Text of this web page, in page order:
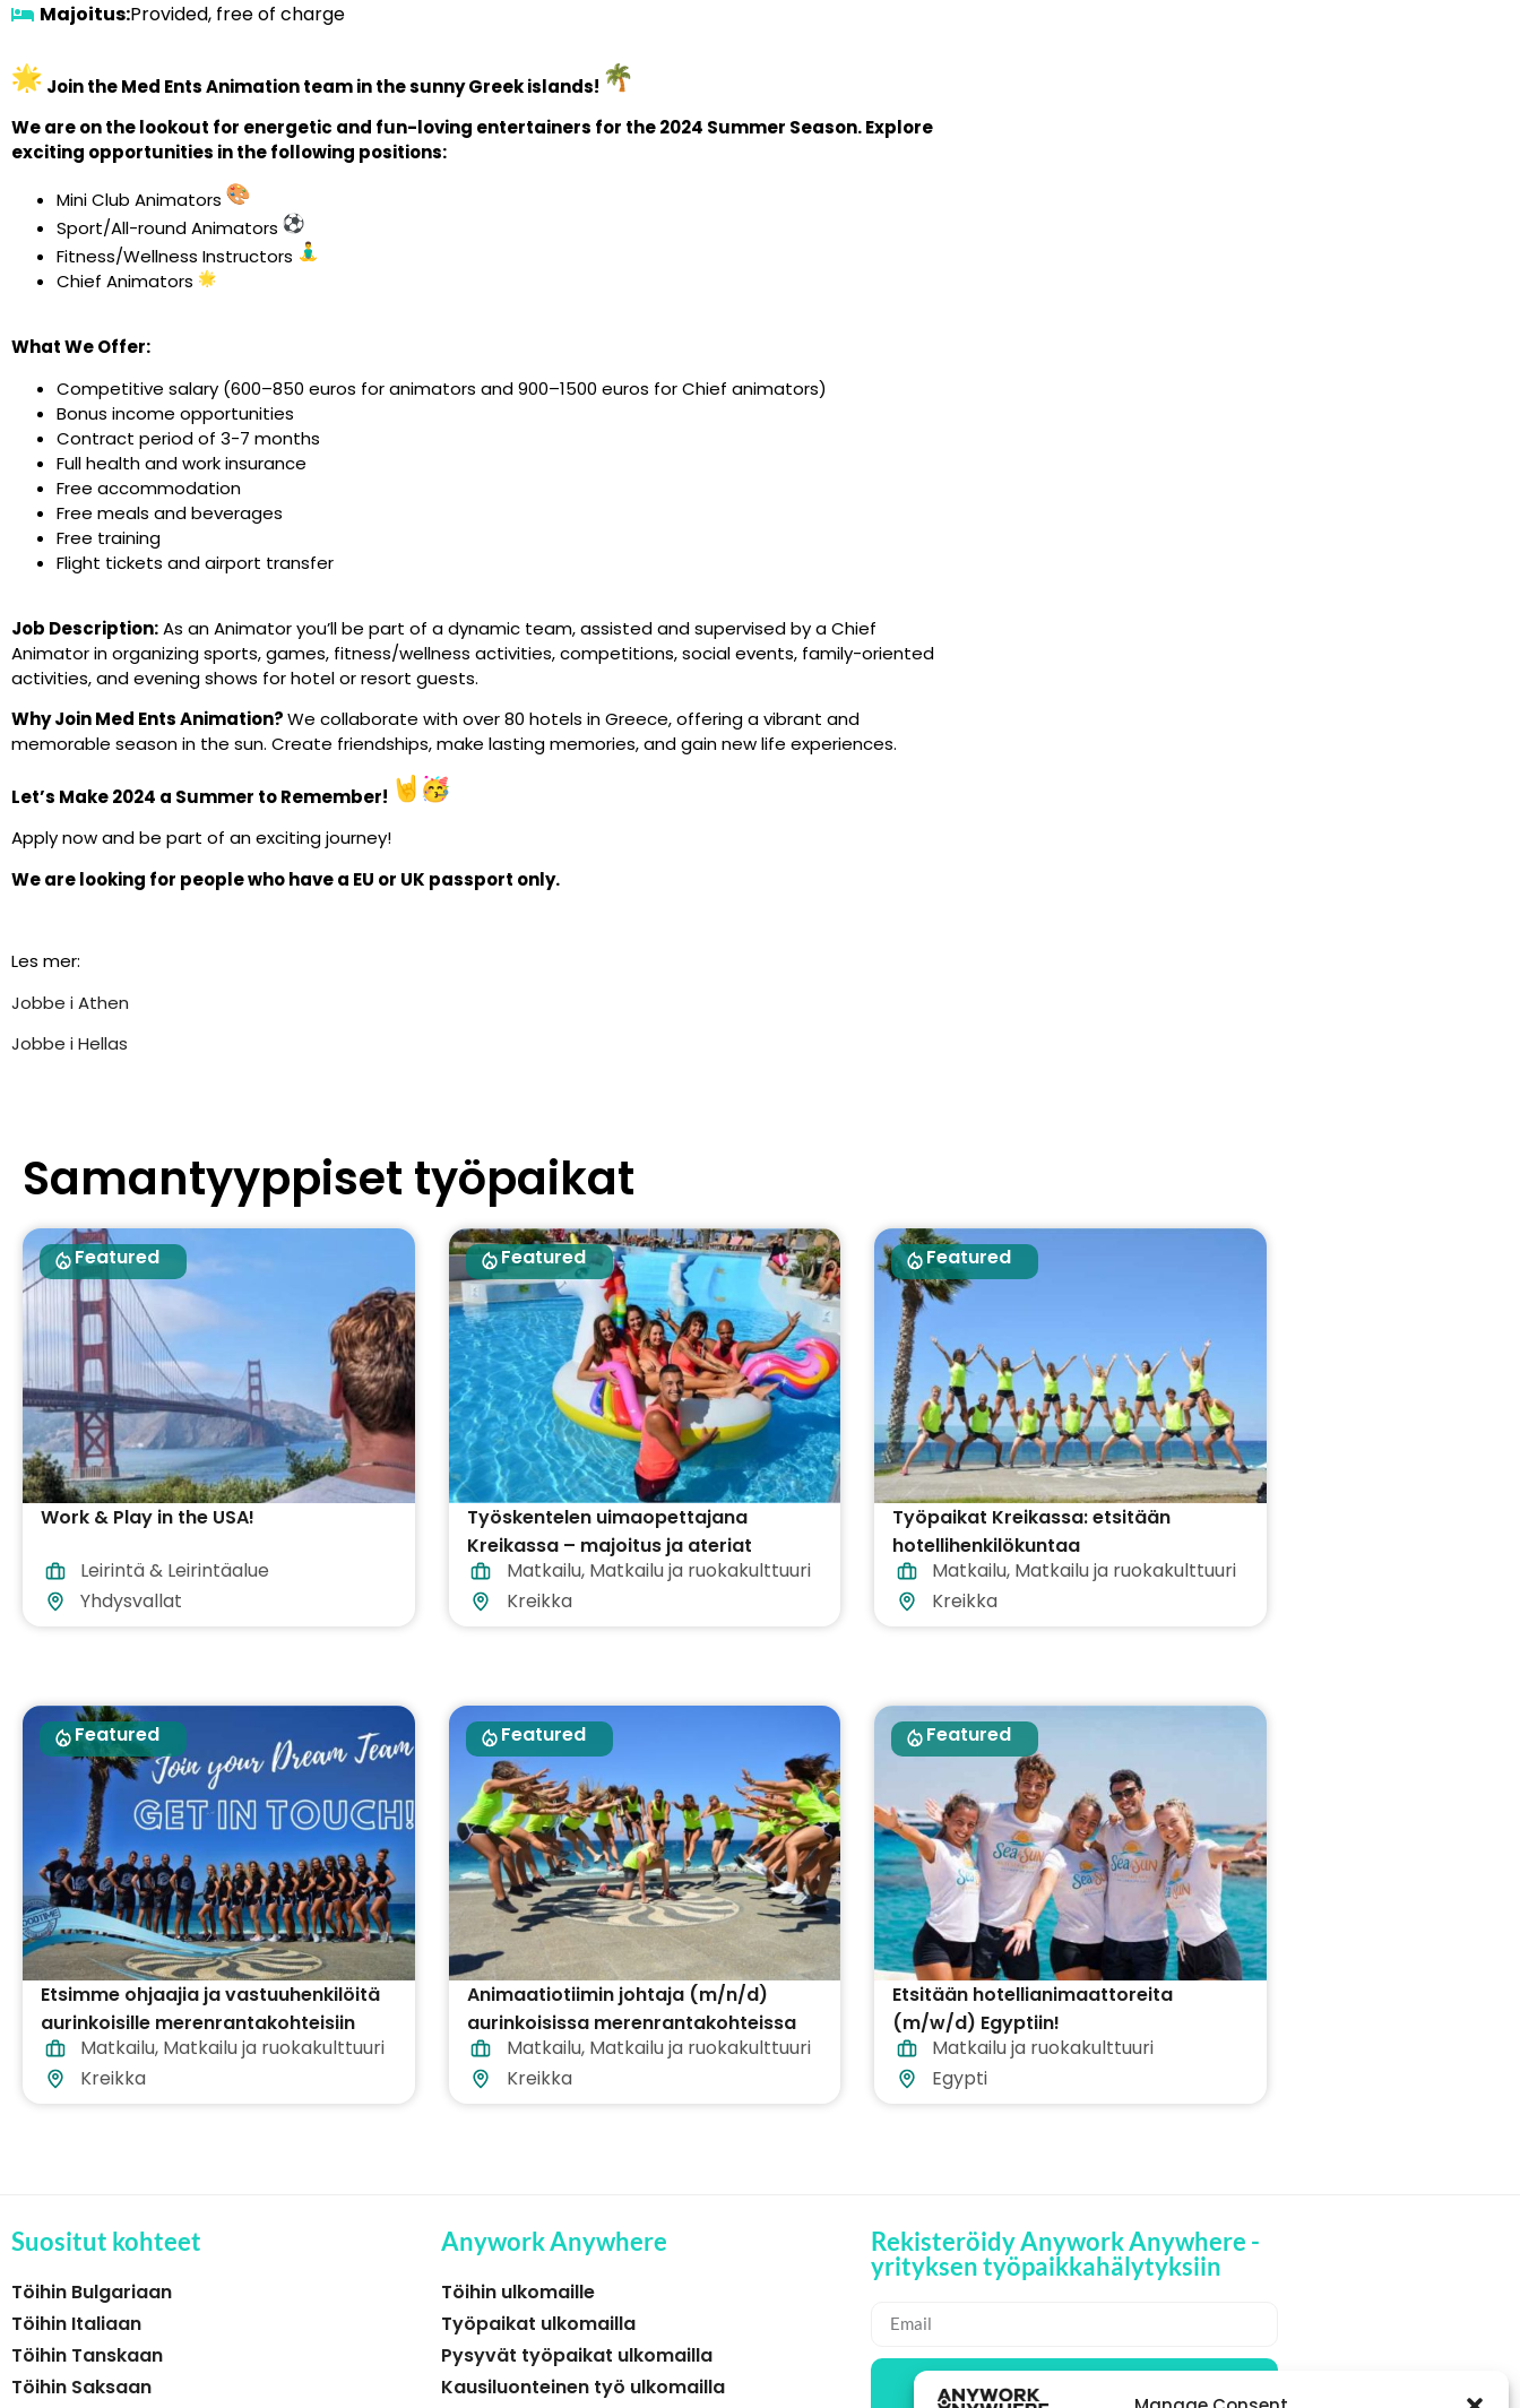
Majoitus:Provided, free of charge
Join the Med Ents Animation team in the sunny Greek islands!
We are on the lookout for energetic and fun-loving entertainers for the 2024 Summer Season. Explore
exciting opportunities in the following positions:
Mini Club Animators
Sport/All-round Animators
Fitness/Wellness Instructors
Chief Animators
What We Offer:
Competitive salary (600–850 euros for animators and 900–1500 euros for Chief animators)
Bonus income opportunities
Contract period of 3-7 months
Full health and work insurance
Free accommodation
Free meals and beverages
Free training
Flight tickets and airport transfer
Job Description:As an Animator you’ll be part of a dynamic team, assisted and supervised by a Chief
Animator in organizing sports, games, fitness/wellness activities, competitions, social events, family-oriented
activities, and evening shows for hotel or resort guests.
Why Join Med Ents Animation?We collaborate with over 80 hotels in Greece, offering a vibrant and
memorable season in the sun. Create friendships, make lasting memories, and gain new life experiences.
Let’s Make 2024 a Summer to Remember!
Apply now and be part of an exciting journey!
We are looking for people who have a EU or UK passport only.
Les mer:
Jobbe i Athen
Jobbe i Hellas
Samantyyppiset työpaikat
Featured
Work & Play in the USA!
Leirintä & Leirintäalue
Yhdysvallat
Featured
Työskentelen uimaopettajana
Kreikassa – majoitus ja ateriat
sisältyvät hintaan
Matkailu, Matkailu ja ruokakulttuuri
Kreikka
Featured
Työpaikat Kreikassa: etsitään
hotellihenkilökuntaa
matkailukohteisiin
Matkailu, Matkailu ja ruokakulttuuri
Kreikka
Featured
Etsimme ohjaajia ja vastuuhenkilöitä
aurinkoisille merenrantakohteisiin
ympäri Kreikkaa
Matkailu, Matkailu ja ruokakulttuuri
Kreikka
Featured
Animaatiotiimin johtaja (m/n/d)
aurinkoisissa merenrantakohteissa
ympäri Kreikkaa
Matkailu, Matkailu ja ruokakulttuuri
Kreikka
Featured
Etsitään hotellianimaattoreita
(m/w/d) Egyptiin!
Matkailu ja ruokakulttuuri
Egypti
Suositut kohteet
Töihin Bulgariaan
Töihin Italiaan
Töihin Tanskaan
Töihin Saksaan
Anywork Anywhere
Töihin ulkomaille
Työpaikat ulkomailla
Pysyvät työpaikat ulkomailla
Kausiluonteinen työ ulkomailla
Rekisteröidy Anywork Anywhere -
yrityksen työpaikkahälytyksiin
🌞 VASTAANOTA
TYÖPAIKKAILMOITUKSET